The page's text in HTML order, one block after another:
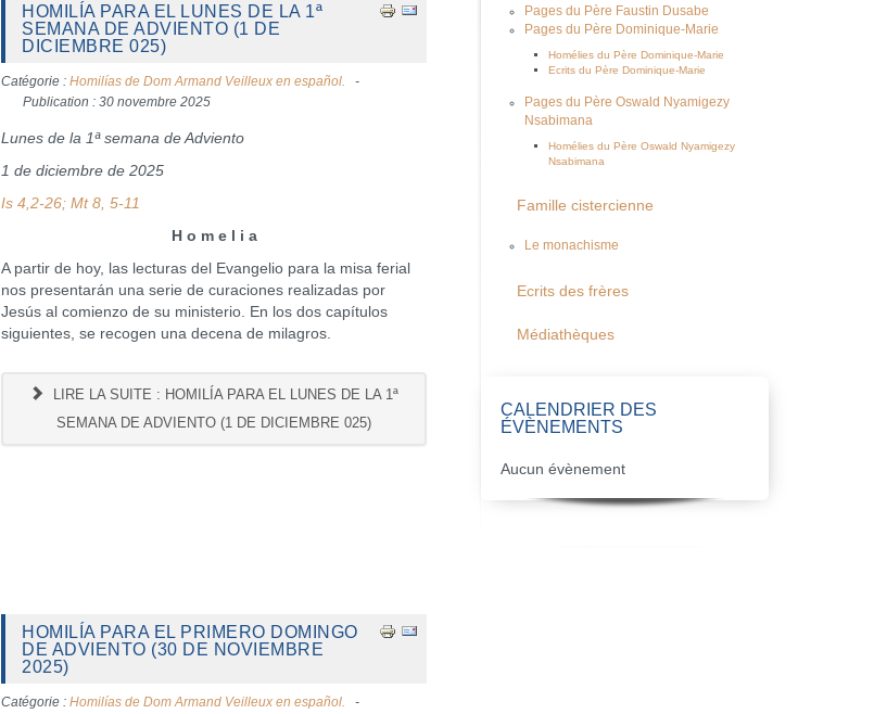
HOMILÍA PARA EL LUNES DE LA 1ª
SEMANA DE ADVIENTO (1 DE
DICIEMBRE 025)
Catégorie :Homilías de Dom Armand Veilleux en español.
Publication : 30 novembre 2025
Lunes de la 1ª semana de Adviento
1 de diciembre de 2025
Is 4,2-26; Mt 8, 5-11
H o m e l i a
A partir de hoy, las lecturas del Evangelio para la misa ferial
nos presentarán una serie de curaciones realizadas por
Jesús al comienzo de su ministerio. En los dos capítulos
siguientes, se recogen una decena de milagros.
LIRE LA SUITE : HOMILÍA PARA EL LUNES DE LA 1ª
SEMANA DE ADVIENTO (1 DE DICIEMBRE 025)
HOMILÍA PARA EL PRIMERO DOMINGO
DE ADVIENTO (30 DE NOVIEMBRE
2025)
Catégorie :Homilías de Dom Armand Veilleux en español.
Pages du Père Faustin Dusabe
Pages du Père Dominique-Marie
Homélies du Père Dominique-Marie
Ecrits du Père Dominique-Marie
Pages du Père Oswald Nyamigezy
Nsabimana
Homélies du Père Oswald Nyamigezy
Nsabimana
Famille cistercienne
Le monachisme
Ecrits des frères
Médiathèques
CALENDRIER DES
ÉVÈNEMENTS
Aucun évènement